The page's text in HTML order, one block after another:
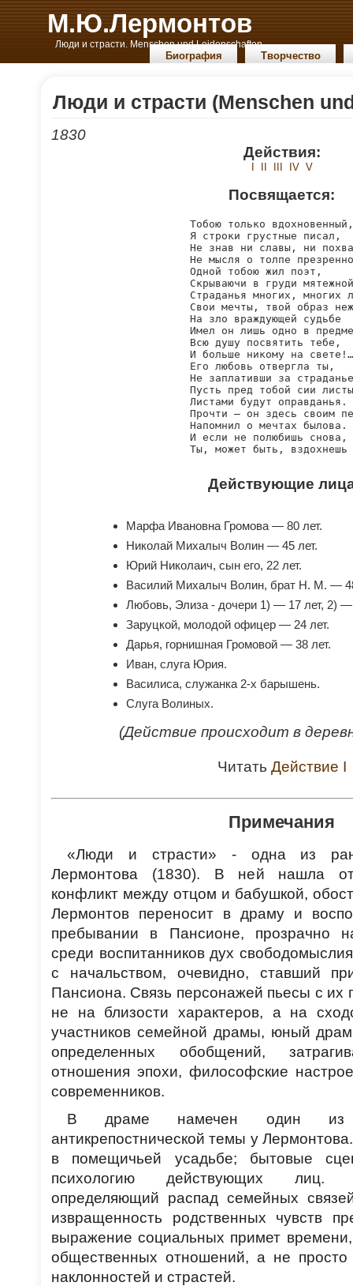
М.Ю.Лермонтов
Люди и страсти. Menschen und Leidenschaften.
Биография Творчество
Люди и страсти (Menschen
1830
Действия:
IV V
Посвящается:
Тобою только вдохновенный,
Я строки грустные писал,
Не знав ни славы, ни
Не мысля о толпе
Одной тобою жил поэт,
Скрываючи в груди мятежной
Страданья многих, многих
Свои мечты, твой образ
На зло враждующей судьбе
Имел он лишь одно в
Всю душу посвятить тебе,
И больше никому на свете!…
Его любовь отвергла ты,
Не заплативши за
Пусть пред тобой сии листы
Листами будут оправданья.
Прочти — он здесь своим
Напомнил о мечтах былова.
И если не полюбишь снова,
Действующие
Марфа Ивановна Громова — 80 лет.
Николай Михалыч Волин — 45 лет.
Юрий Николаич, сын его, 22 лет.
Василий Михалыч Волин, брат Н. М. —
Любовь, Элиза - дочери 1) — 17 лет, 2) —
Заруцкой, молодой офицер — 24 лет.
Дарья, горнишная Громовой — 38 лет.
Иван, слуга Юрия.
Василиса, служанка 2-х барышень.
Слуга Волиных.
(Действие происходит в
Читать Действие I
Примечания
«Люди и страсти» - одна из
Лермонтова (1830). В ней нашла
конфликт между отцом и бабушкой,
Лермонтов переносит в драму и
пребывании в Пансионе, прозрачно
среди воспитанников дух
с начальством, очевидно, ставший
Пансиона. Связь персонажей пьесы с их
не на близости характеров, а на
участников семейной драмы, юный
определенных обобщений,
отношения эпохи, философские
современников.
В драме намечен один из
антикрепостнической темы у
в помещичьей усадьбе; бытовые
психологию действующих лиц.
определяющий распад семейных
извращенность родственных чувств
выражение социальных примет
общественных отношений, а не просто
наклонностей и страстей.